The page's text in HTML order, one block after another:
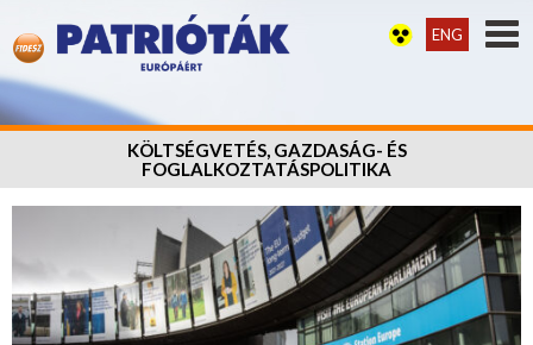
ENG
KÖLTSÉGVETÉS, GAZDASÁG- ÉS
FOGLALKOZTATÁSPOLITIKA